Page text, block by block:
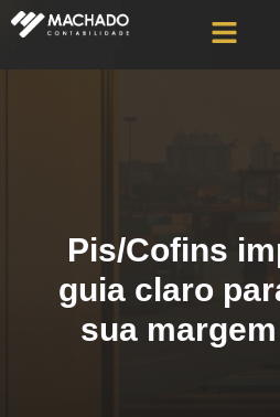
Pis/Cofins
guia claro
sua